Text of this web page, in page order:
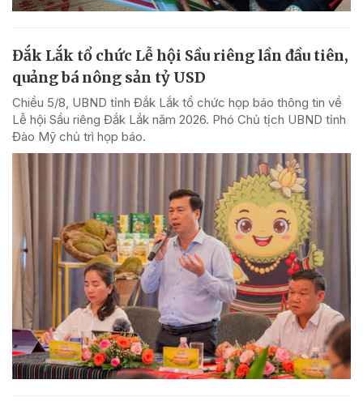
Đắk Lắk tổ chức Lễ hội Sầu riêng lần đầu tiên,
quảng bá nông sản tỷ USD
Chiều 5/8, UBND tỉnh Đắk Lắk tổ chức họp báo thông tin về
Lễ hội Sầu riêng Đắk Lắk năm 2026. Phó Chủ tịch UBND tỉnh
Đào Mỹ chủ trì họp báo.